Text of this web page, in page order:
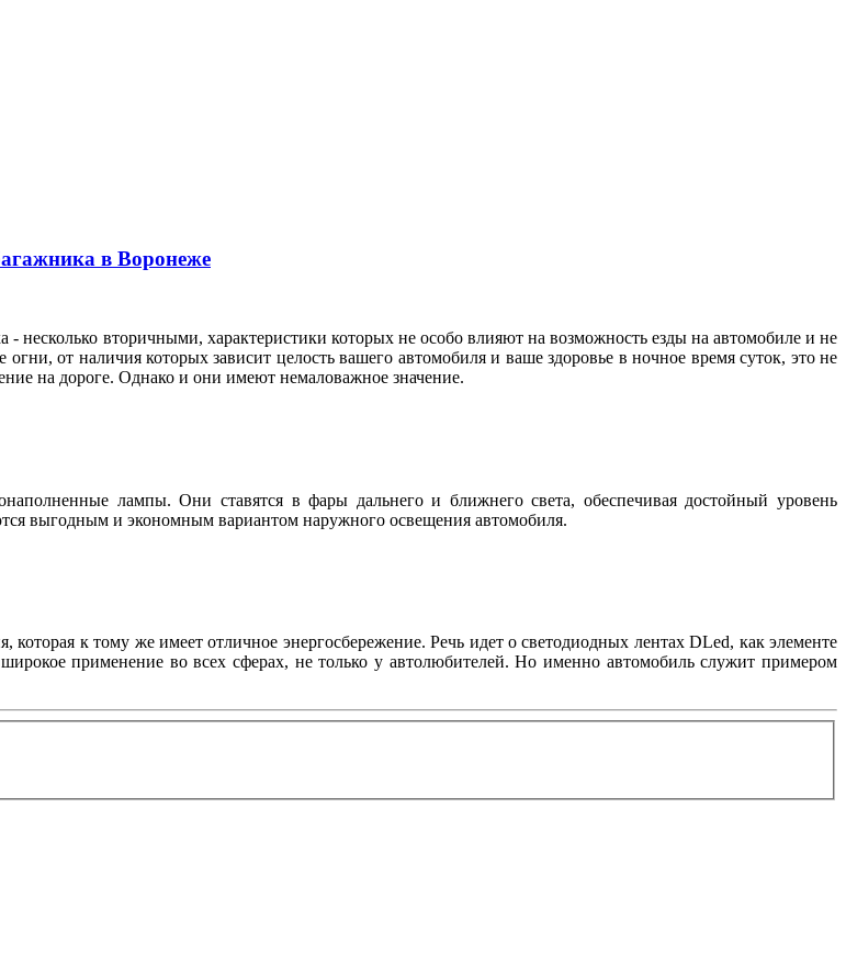
в Воронеже
вторичными, характеристики которых не особо влияют на возможность езды на автомобиле и не
от наличия которых зависит целость вашего автомобиля и ваше здоровье в ночное время суток, это не
на дороге. Однако и они имеют немаловажное значение.
лампы. Они ставятся в фары дальнего и ближнего света, обеспечивая достойный уровень
выгодным и экономным вариантом наружного освещения автомобиля.
к тому же имеет отличное энергосбережение. Речь идет о светодиодных лентах DLed, как элементе
применение во всех сферах, не только у автолюбителей. Но именно автомобиль служит примером